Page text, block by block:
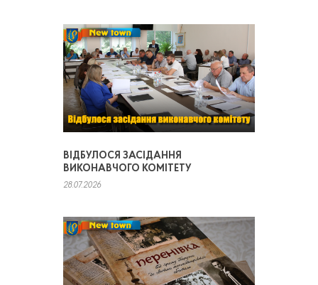
ВІДБУЛОСЯ ЗАСІДАННЯ
ВИКОНАВЧОГО КОМІТЕТУ
28.07.2026